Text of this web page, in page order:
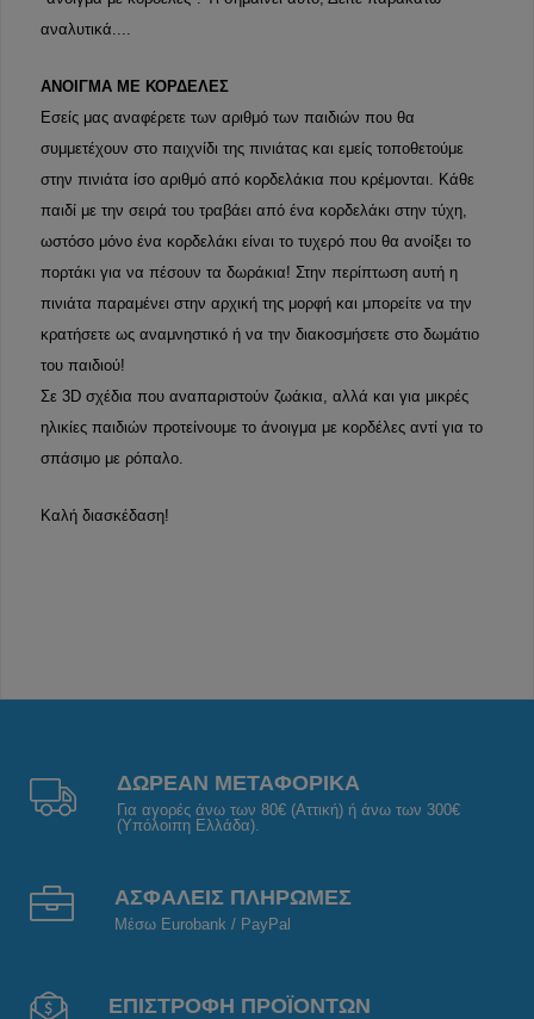
αναλυτικά....
ΑΝΟΙΓΜΑ ΜΕ ΚΟΡΔΕΛΕΣ
Εσείς μας αναφέρετε των αριθμό των παιδιών που θα
συμμετέχουν στο παιχνίδι της πινιάτας και εμείς τοποθετούμε
στην πινιάτα ίσο αριθμό από κορδελάκια που κρέμονται. Κάθε
παιδί με την σειρά του τραβάει από ένα κορδελάκι στην τύχη,
ωστόσο μόνο ένα κορδελάκι είναι το τυχερό που θα ανοίξει το
πορτάκι για να πέσουν τα δωράκια! Στην περίπτωση αυτή η
πινιάτα παραμένει στην αρχική της μορφή και μπορείτε να την
κρατήσετε ως αναμνηστικό ή να την διακοσμήσετε στο δωμάτιο
του παιδιού!
Σε 3D σχέδια που αναπαριστούν ζωάκια, αλλά και για μικρές
ηλικίες παιδιών προτείνουμε το άνοιγμα με κορδέλες αντί για το
σπάσιμο με ρόπαλο.
Καλή διασκέδαση!
ΔΩΡΕΑΝ ΜΕΤΑΦΟΡΙΚΑ
Για αγορές άνω των 80€ (Αττική) ή άνω των 300€
(Υπόλοιπη Ελλάδα).
ΑΣΦΑΛΕΙΣ ΠΛΗΡΩΜΕΣ
Μέσω Eurobank / PayPal
ΕΠΙΣΤΡΟΦΗ ΠΡΟΪΟΝΤΩΝ